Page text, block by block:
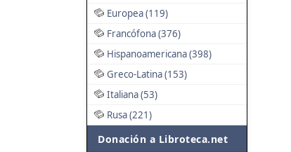
Europea (119)
Francófona (376)
Hispanoamericana (398)
Greco-Latina (153)
Italiana (53)
Rusa (221)
Donación a Libroteca.net